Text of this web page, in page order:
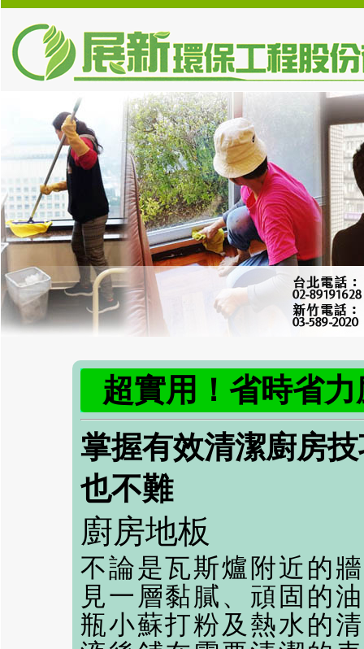
超實用！省時省
掌握有效清潔廚房
也不難
廚房地板
不論是瓦斯爐附近的
見一層黏膩、頑固的
瓶小蘇打粉及熱水的